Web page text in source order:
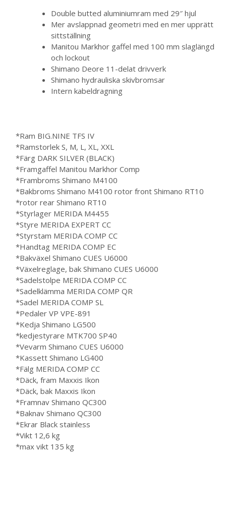
Double butted aluminiumram med 29″ hjul
Mer avslappnad geometri med en mer upprätt
sittställning
Manitou Markhor gaffel med 100 mm slaglängd
och lockout
Shimano Deore 11-delat drivverk
Shimano hydrauliska skivbromsar
Intern kabeldragning
*Ram BIG.NINE TFS IV
*Ramstorlek S, M, L, XL, XXL
*Färg DARK SILVER (BLACK)
*Framgaffel Manitou Markhor Comp
*Frambroms Shimano M4100
*Bakbroms Shimano M4100 rotor front Shimano RT10
*rotor rear Shimano RT10
*Styrlager MERIDA M4455
*Styre MERIDA EXPERT CC
*Styrstam MERIDA COMP CC
*Handtag MERIDA COMP EC
*Bakväxel Shimano CUES U6000
*Växelreglage, bak Shimano CUES U6000
*Sadelstolpe MERIDA COMP CC
*Sadelklämma MERIDA COMP QR
*Sadel MERIDA COMP SL
*Pedaler VP VPE-891
*Kedja Shimano LG500
*kedjestyrare MTK700 SP40
*Vevarm Shimano CUES U6000
*Kassett Shimano LG400
*Fälg MERIDA COMP CC
*Däck, fram Maxxis Ikon
*Däck, bak Maxxis Ikon
*Framnav Shimano QC300
*Baknav Shimano QC300
*Ekrar Black stainless
*Vikt 12,6 kg
*max vikt 135 kg